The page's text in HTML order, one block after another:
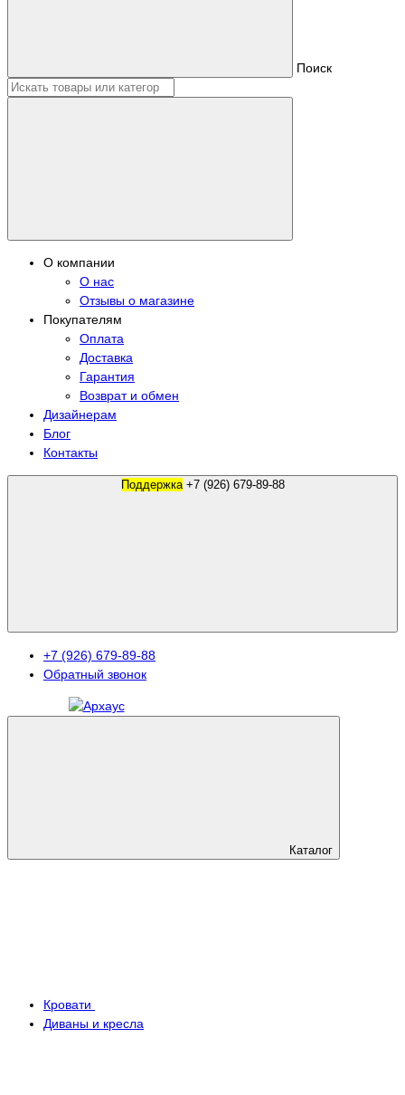
Поиск
О компании
О нас
Отзывы о магазине
Покупателям
Оплата
Доставка
Гарантия
Возврат и обмен
Дизайнерам
Блог
Контакты
Поддержка +7 (926) 679-89-88
+7 (926) 679-89-88
Обратный звонок
Каталог
Кровати
Диваны и кресла